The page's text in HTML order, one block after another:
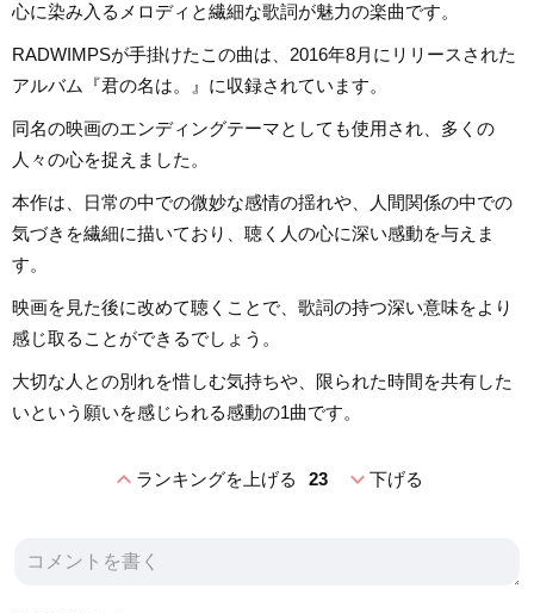
心に染み入るメロディと繊細な歌詞が魅力の楽曲です。
RADWIMPSが手掛けたこの曲は、2016年8月にリリースされた
アルバム『君の名は。』に収録されています。
同名の映画のエンディングテーマとしても使用され、多くの
人々の心を捉えました。
本作は、日常の中での微妙な感情の揺れや、人間関係の中での
気づきを繊細に描いており、聴く人の心に深い感動を与えま
す。
映画を見た後に改めて聴くことで、歌詞の持つ深い意味をより
感じ取ることができるでしょう。
大切な人との別れを惜しむ気持ちや、限られた時間を共有した
いという願いを感じられる感動の1曲です。
expand_lessランキングを上げる 23 expand_more下げる